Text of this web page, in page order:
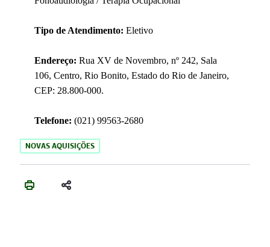
Tipo de Atendimento: Eletivo
Endereço: Rua XV de Novembro, nº 242, Sala
106, Centro, Rio Bonito, Estado do Rio de Janeiro,
CEP: 28.800-000.
Telefone: (021) 99563-2680
NOVAS AQUISIÇÕES